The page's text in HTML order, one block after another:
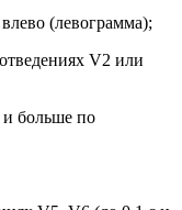
(левограмма);
V2 или
и больше по